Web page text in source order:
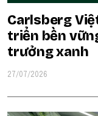
Carlsberg
triển bền
trưởng xanh
27/07/2026